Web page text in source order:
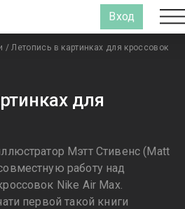
Вход
/ Летопись в картинках для кроссовок
для
Мэтт Стивенс (Matt
работу над
Nike Air Max.
первой такой книги